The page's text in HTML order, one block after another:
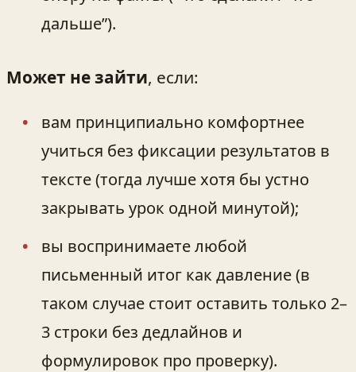
дальше”).
Может не зайти, если:
вам принципиально комфортнее
учиться без фиксации результатов в
тексте (тогда лучше хотя бы устно
закрывать урок одной минутой);
вы воспринимаете любой
письменный итог как давление (в
таком случае стоит оставить только 2–
3 строки без дедлайнов и
формулировок про проверку).